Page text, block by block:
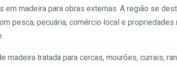
em madeira para obras externas. A região se
pesca, pecuária, comércio local e
madeira tratada para cercas, mourões, currais,